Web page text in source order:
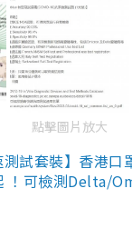
點擊圖片放大
試套裝】香港口
！可檢測Delta/